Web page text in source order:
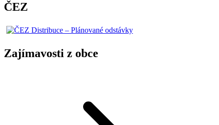
ČEZ
Zajímavosti z obce